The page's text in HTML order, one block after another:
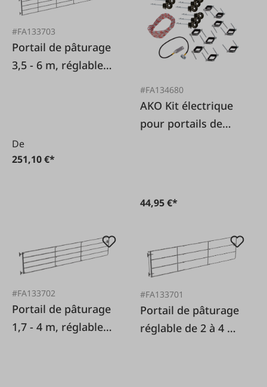
#FA133703
Portail de pâturage
3,5 - 6 m, réglable
De
251,10 €*
#FA134680
AKO Kit électrique
pour portails de
44,95 €*
#FA133702
Portail de pâturage
1,7 - 4 m, réglable
#FA133701
Portail de pâturage
réglable de 2 à 4 m